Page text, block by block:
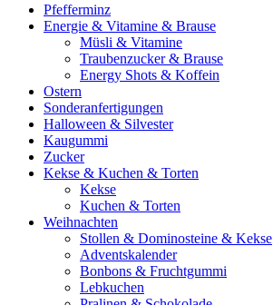
Pfefferminz
Energie & Vitamine & Brause
Müsli & Vitamine
Traubenzucker & Brause
Energy Shots & Koffein
Ostern
Sonderanfertigungen
Halloween & Silvester
Kaugummi
Zucker
Kekse & Kuchen & Torten
Kekse
Kuchen & Torten
Weihnachten
Stollen & Dominosteine & Kekse
Adventskalender
Bonbons & Fruchtgummi
Lebkuchen